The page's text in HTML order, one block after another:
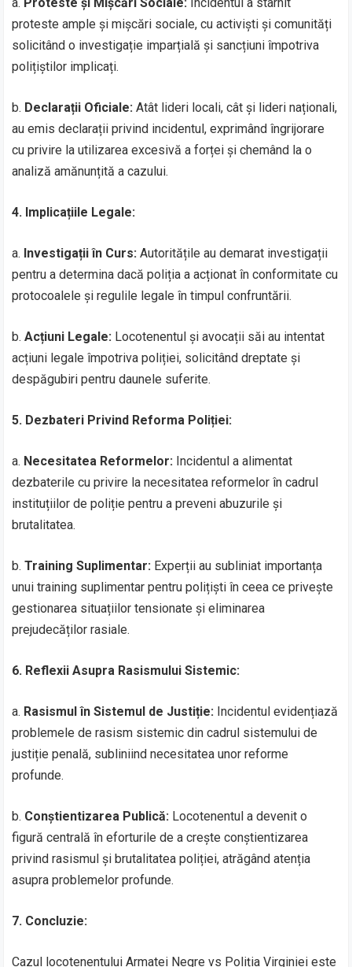
proteste ample și mișcări sociale, cu activiști și comunități
solicitând o investigație imparțială și sancțiuni împotriva
polițiștilor implicați.
b. Declarații Oficiale: Atât lideri locali, cât și lideri naționali,
au emis declarații privind incidentul, exprimând îngrijorare
cu privire la utilizarea excesivă a forței și chemând la o
analiză amănunțită a cazului.
4. Implicațiile Legale:
a. Investigații în Curs: Autoritățile au demarat investigații
pentru a determina dacă poliția a acționat în conformitate cu
protocoalele și regulile legale în timpul confruntării.
b.Acțiuni Legale: Locotenentul și avocații săi au intentat
acțiuni legale împotriva poliției, solicitând dreptate și
despăgubiri pentru daunele suferite.
5. Dezbateri Privind Reforma Poliției:
a. Necesitatea Reformelor: Incidentul a alimentat
dezbaterile cu privire la necesitatea reformelor în cadrul
instituțiilor de poliție pentru a preveni abuzurile și
brutalitatea.
b.Training Suplimentar: Experții au subliniat importanța
unui training suplimentar pentru polițiști în ceea ce privește
gestionarea situațiilor tensionate și eliminarea
prejudecăților rasiale.
6. Reflexii Asupra Rasismului Sistemic:
a. Rasismul în Sistemul de Justiție: Incidentul evidențiază
problemele de rasism sistemic din cadrul sistemului de
justiție penală, subliniind necesitatea unor reforme
profunde.
b. Conștientizarea Publică: Locotenentul a devenit o
figură centrală în eforturile de a crește conștientizarea
privind rasismul și brutalitatea poliției, atrăgând atenția
asupra problemelor profunde.
7. Concluzie:
Cazul locotenentului Armatei Negre vs Poliția Virginiei este